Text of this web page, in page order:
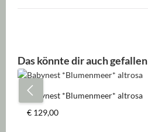
Produktgalerie überspringen
Das könnte dir auch gefallen
Babynest *Blumenmeer* altrosa
Regulärer Preis:
€ 129,00